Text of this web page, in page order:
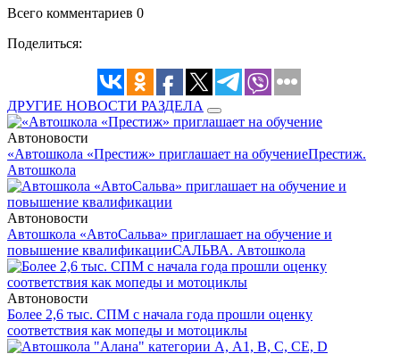
Всего комментариев 0
Поделиться:
ДРУГИЕ НОВОСТИ РАЗДЕЛА
Автоновости
«Автошкола «Престиж» приглашает на обучениеПрестиж.
Автошкола
Автоновости
Автошкола «АвтоСальва» приглашает на обучение и
повышение квалификацииСАЛЬВА. Автошкола
Автоновости
Более 2,6 тыс. СПМ с начала года прошли оценку
соответствия как мопеды и мотоциклы